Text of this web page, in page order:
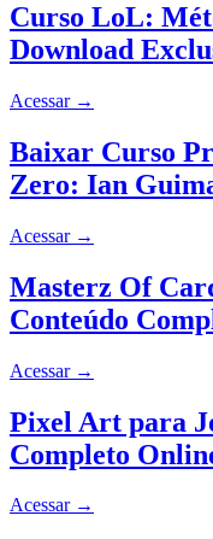
Curso LoL:
Download
Acessar →
Baixar Curso
Zero: Ian
Acessar →
Masterz Of
Conteúdo
Acessar →
Pixel Art para
Completo
Acessar →